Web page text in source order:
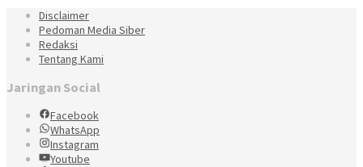
Disclaimer
Pedoman Media Siber
Redaksi
Tentang Kami
Jaringan Social
Facebook
WhatsApp
Instagram
Youtube